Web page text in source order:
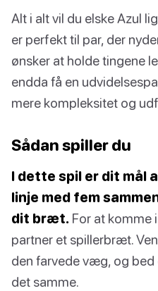
Alt i alt vil du elske Azul
er perfekt til par, der
ønsker at holde tingene
endda få en
mere kompleksitet og
Sådan spiller du
I dette spil er dit mål
linje med fem
dit bræt. For at komme
partner et spillerbræt.
den farvede væg, og
det samme.